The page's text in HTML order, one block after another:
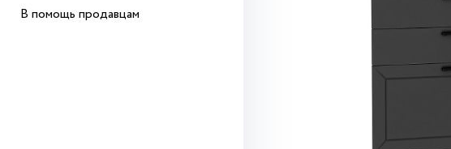
В помощь продавцам